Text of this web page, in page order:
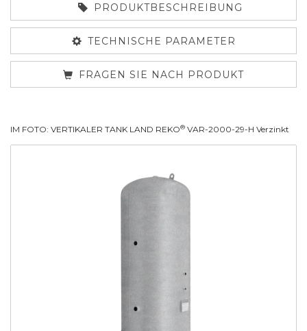
PRODUKTBESCHREIBUNG
TECHNISCHE PARAMETER
FRAGEN SIE NACH PRODUKT
IM FOTO: VERTIKALER TANK LAND REKO® VAR-2000-29-H Verzinkt